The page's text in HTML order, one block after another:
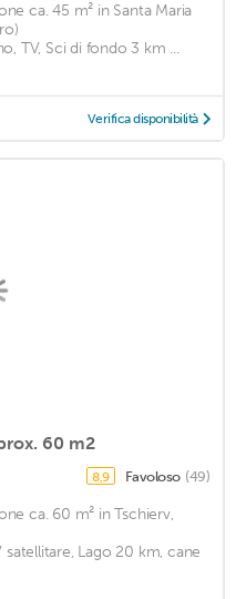
ca. 45 m² in Santa Maria
TV, Sci di fondo 3 km ...
Verifica disponibilità
60 m2
8,9 Favoloso (49)
ca. 60 m² in Tschierv,
satellitare, Lago 20 km, cane